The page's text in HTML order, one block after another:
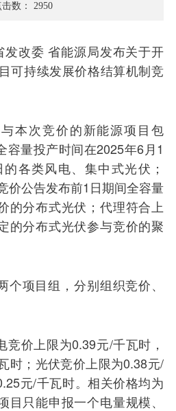
击数： 2950
发改委 省能源局发布关于开
可持续发展价格结算机制竞
本次竞价的新能源项目包
容量投产时间在2025年6月1
各类风电、集中式光伏；
价公告发布前1日期间全容量
的分布式光伏；代理符合上
的分布式光伏参与竞价的聚
个项目组，分别组织竞价、
竞价上限为0.39元/千瓦时，
时；光伏竞价上限为0.38元/
元/千瓦时。相关价格均为
只能申报一个电量规模、